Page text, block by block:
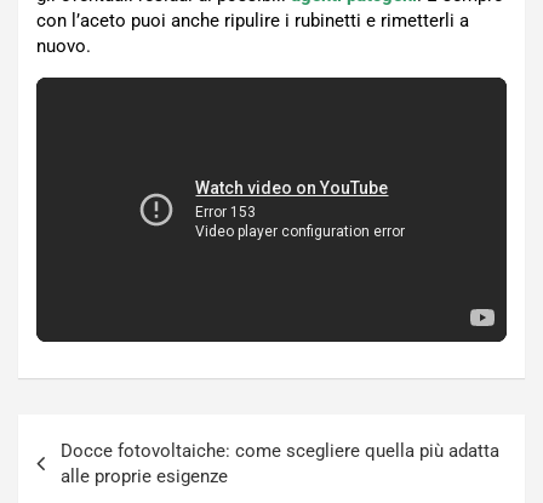
con l’aceto puoi anche ripulire i rubinetti e rimetterli a
nuovo.
articoli
Docce fotovoltaiche: come scegliere quella più adatta
alle proprie esigenze